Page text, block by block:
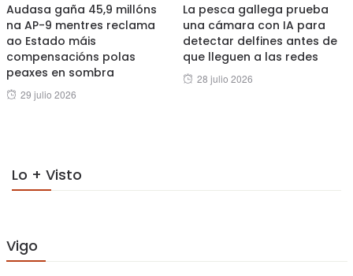
Audasa gaña 45,9 millóns
na AP-9 mentres reclama
ao Estado máis
compensacións polas
peaxes en sombra
Posted
29 julio 2026
La pesca gallega prueba
una cámara con IA para
detectar delfines antes de
que lleguen a las redes
Posted
28 julio 2026
Lo + Visto
Vigo